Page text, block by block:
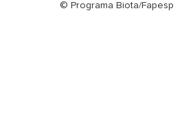
© Programa Biota/Fapesp